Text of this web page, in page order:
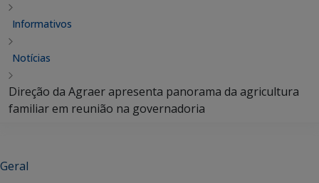
Informativos
Notícias
Direção da Agraer apresenta panorama da agricultura
familiar em reunião na governadoria
Geral